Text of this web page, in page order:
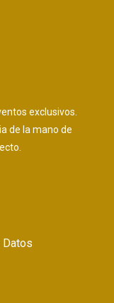
exclusivos.
de la mano de